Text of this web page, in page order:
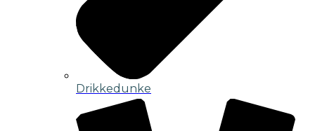
Drikkedunke